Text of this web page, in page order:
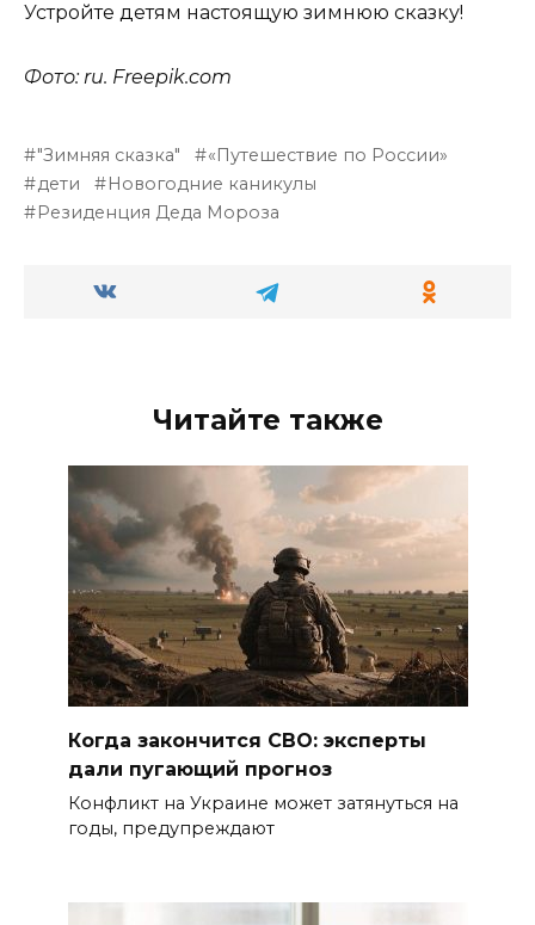
Устройте детям настоящую зимнюю сказку!
Фото: ru. Freepik.com
"Зимняя сказка"
«Путешествие по России»
дети
Новогодние каникулы
Резиденция Деда Мороза
Читайте также
Когда закончится СВО: эксперты
дали пугающий прогноз
Конфликт на Украине может затянуться на
годы, предупреждают